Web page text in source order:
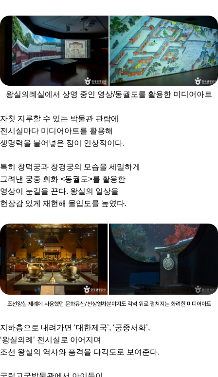
왕실의례실에서 상영 중인 영상/동궐도를 활용한 미디어아트
자칫 지루할 수 있는 박물관 관람에
전시실마다 미디어아트를 활용해
생명력을 불어넣은 점이 인상적이다.
특히 창덕궁과 창경궁의 모습을 세밀하게
그려낸 궁중 회화 <동궐도>를 활용한
영상이 눈길을 끈다. 왕실의 일상을
현장감 있게 재현해 몰입도를 높였다.
조선왕실 제례에 사용했던 문화유산/천상열차분야지도 각석 위로 펼쳐지는 화려한 미디어아트
지하층으로 내려가면 ‘대한제국’, ‘궁중서화’,
‘왕실의례’ 전시실로 이어지며
조선 왕실의 역사와 품격을 다각도로 보여준다.